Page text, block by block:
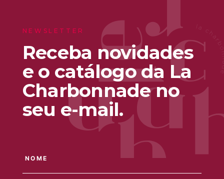
NEWSLETTER
Receba novidades
e o catálogo da La
Charbonnade no
seu e-mail.